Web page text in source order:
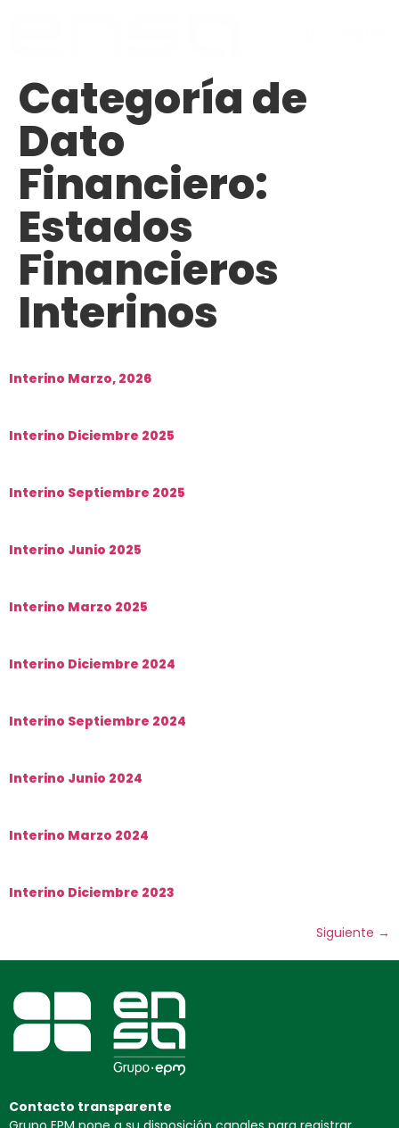
Categoría de
Dato
Financiero:
Estados
Financieros
Interinos
Interino Marzo, 2026
Interino Diciembre 2025
Interino Septiembre 2025
Interino Junio 2025
Interino Marzo 2025
Interino Diciembre 2024
Interino Septiembre 2024
Interino Junio 2024
Interino Marzo 2024
Interino Diciembre 2023
Siguiente →
Contacto transparente